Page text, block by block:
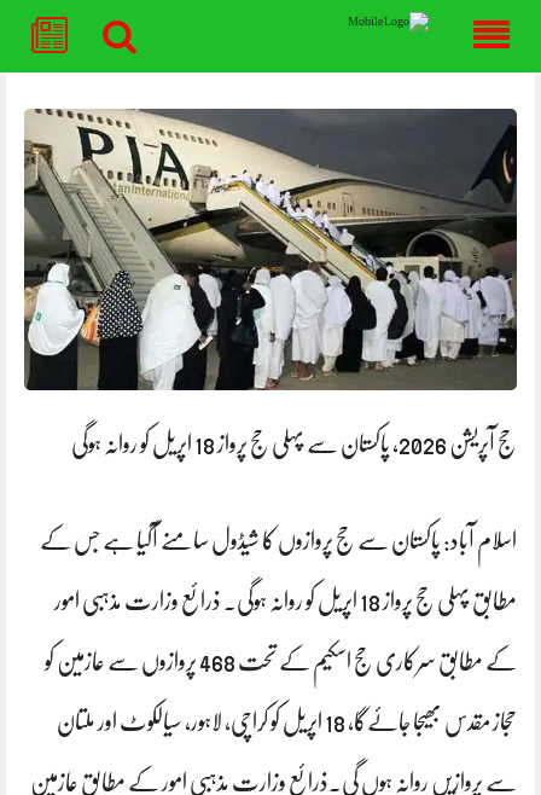
content
حج آپریشن 2026، پاکستان سے پہلی حج پرواز 18 اپریل کو روانہ ہوگی
اسلام آباد: پاکستان سے حج پروازوں کا شیڈول سامنے آگیا ہے جس کے
مطابق پہلی حج پرواز 18 اپریل کو روانہ ہوگی۔ ذرائع وزارت مذہبی امور
کے مطابق سرکاری حج اسکیم کے تحت 468 پروازوں سے عازمین کو
حجاز مقدس بھیجا جائےگا، 18 اپریل کو کراچی، لاہور، سیالکوٹ اور ملتان
سے پروازیں روانہ ہوں گی۔ذرائع وزارت مذہبی امور کے مطابق عازمین